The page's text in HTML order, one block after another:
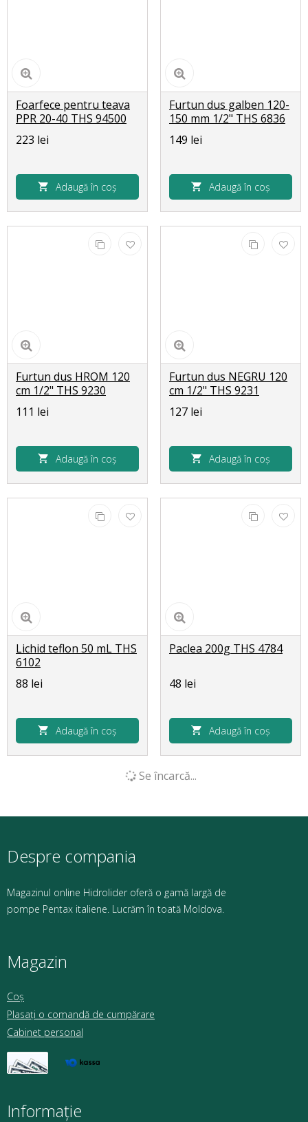
Foarfece pentru teava
PPR 20-40 THS 94500
223 lei
Adaugă în coș
Furtun dus galben 120-
150 mm 1/2" THS 6836
149 lei
Adaugă în coș
Furtun dus HROM 120
cm 1/2" THS 9230
111 lei
Adaugă în coș
Furtun dus NEGRU 120
cm 1/2" THS 9231
127 lei
Adaugă în coș
Lichid teflon 50 mL THS
6102
88 lei
Adaugă în coș
Paclea 200g THS 4784
48 lei
Adaugă în coș
Se încarcă...
Despre compania
Magazinul online Hidrolider oferă o gamă largă de
pompe Pentax italiene. Lucrăm în toată Moldova.
Magazin
Coș
Plasați o comandă de cumpărare
Cabinet personal
Informație